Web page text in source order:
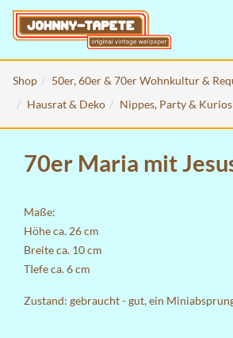
Shop
50er, 60er & 70er Wohnkultur &
Hausrat & Deko
Nippes, Party &
70er Maria mit
Maße:
Höhe ca. 26 cm
Breite ca. 10 cm
TIefe ca. 6 cm
Zustand: gebraucht - gut, ein